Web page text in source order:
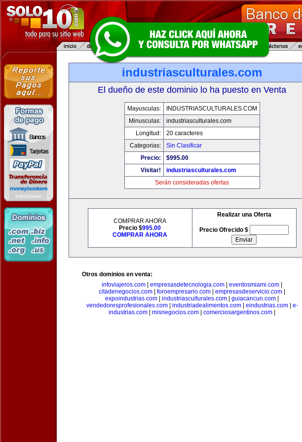
industriasculturales.com
El dueño de este dominio lo ha puesto en Venta
Mayusculas:
INDUSTRIASCULTURALES.COM
Minusculas:
industriasculturales.com
Longitud:
20 caracteres
Categorias:
Sin Clasificar
Precio:
$995.00
Visitar!
industriasculturales.com
Serán consideradas ofertas
COMPRAR AHORA
Precio $995.00
COMPRAR AHORA
Realizar una Oferta
Precio Ofrecido $
Otros dominios en venta:
infoviajeros.com
empresasdetecnologia.com eventosmiami.com
citadenegocios.com
foroempresario.com empresasdeservicio.com
expoindustrias.com
industriasculturales.com guiacancun.com
vendedoresprofesionales.com| industriadealimentos.com| eindustrias.com| e-
industrias.com
misnegocios.com comerciosargentinos.com